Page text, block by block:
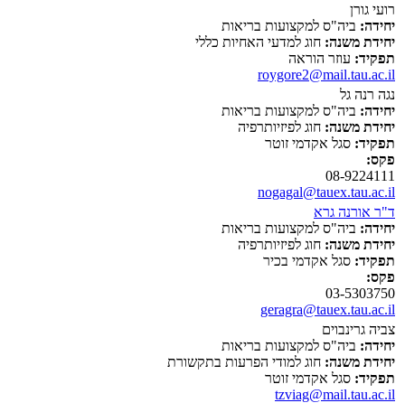
רועי גורן
יחידה: ביה"ס למקצועות בריאות
יחידת משנה: חוג למדעי האחיות כללי
תפקיד: עוזר הוראה
roygore2@mail.tau.ac.il
נגה רנה גל
יחידה: ביה"ס למקצועות בריאות
יחידת משנה: חוג לפיזיותרפיה
תפקיד: סגל אקדמי זוטר
פקס:
08-9224111
nogagal@tauex.tau.ac.il
ד"ר אורנה גרא
יחידה: ביה"ס למקצועות בריאות
יחידת משנה: חוג לפיזיותרפיה
תפקיד: סגל אקדמי בכיר
פקס:
03-5303750
geragra@tauex.tau.ac.il
צביה גרינבוים
יחידה: ביה"ס למקצועות בריאות
יחידת משנה: חוג למודי הפרעות בתקשורת
תפקיד: סגל אקדמי זוטר
tzviag@mail.tau.ac.il